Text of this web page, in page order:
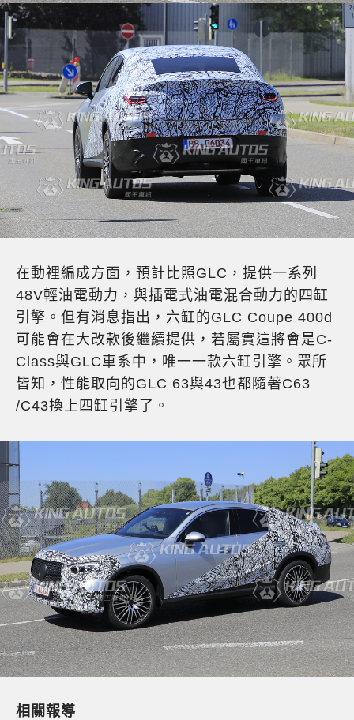
在動裡編成方面，預計比照GLC，提供一系列
48V輕油電動力，與插電式油電混合動力的四缸
引擎。但有消息指出，六缸的GLC Coupe 400d
可能會在大改款後繼續提供，若屬實這將會是C-
Class與GLC車系中，唯一一款六缸引擎。眾所
皆知，性能取向的GLC 63與43也都隨著C63
/C43換上四缸引擎了。
相關報導